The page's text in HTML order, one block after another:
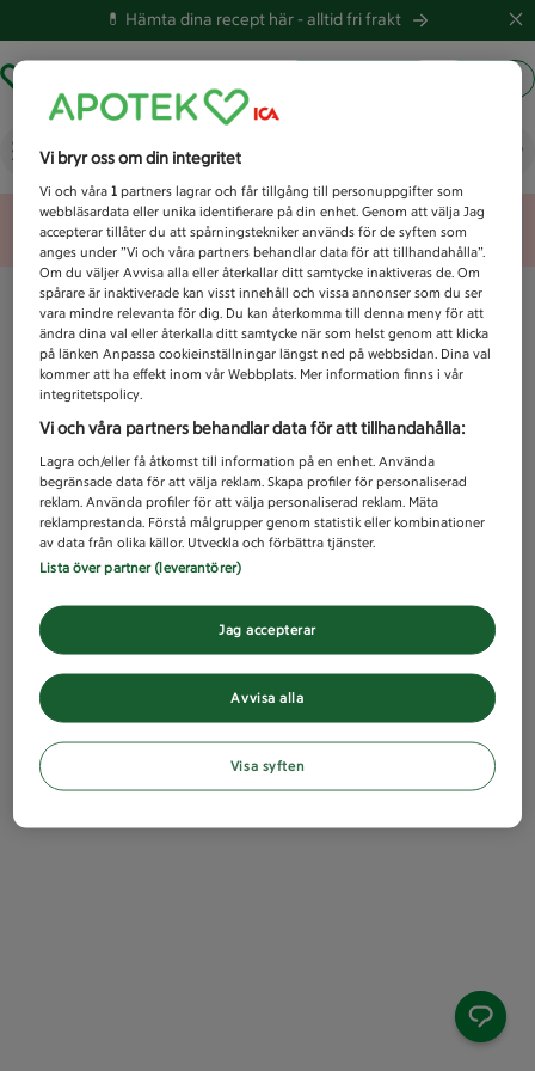
💊 Hämta dina recept här -alltid fri frakt
Vad letar du efter idag?
Unknown error
Vi bryr oss om din integritet
Vi och våra1 partners lagrar och får tillgång till personuppgifter som
webbläsardata eller unika identifierare på din enhet. Genom att välja Jag
accepterar tillåter du att spårningstekniker används för de syften som
anges under ”Vi och våra partners behandlar data för att tillhandahålla”.
Om du väljer Avvisa alla eller återkallar ditt samtycke inaktiveras de. Om
spårare är inaktiverade kan visst innehåll och vissa annonser som du ser
vara mindre relevanta för dig. Du kan återkomma till denna meny för att
ändra dina val eller återkalla ditt samtycke när som helst genom att klicka
på länken Anpassa cookieinställningar längst ned på webbsidan. Dina val
kommer att ha effekt inom vår Webbplats. Mer information finns i vår
integritetspolicy.
Vi och våra partners behandlar data för att tillhandahålla:
Lagra och/eller få åtkomst till information på en enhet. Använda
begränsade data för att välja reklam. Skapa profiler för personaliserad
reklam. Använda profiler för att välja personaliserad reklam. Mäta
reklamprestanda. Förstå målgrupper genom statistik eller kombinationer
av data från olika källor. Utveckla och förbättra tjänster.
Lista över partner (leverantörer)
Avvisa alla
Jag accepterar
Visa syften